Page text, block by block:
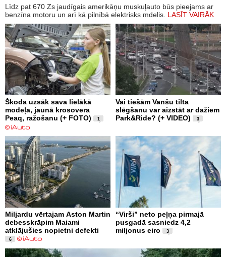
Līdz pat 670 Zs jaudīgais amerikāņu muskuļauto būs pieejams ar
benzīna motoru un arī kā pilnībā elektrisks mdelis. LASĪT VAIRĀK
Škoda uzsāk sava lielākā
modeļa, jaunā krosovera
Peaq, ražošanu (+ FOTO)
1
Vai tiešām Vanšu tilta
slēgšanu var aizstāt ar dažiem
Park&Ride? (+ VIDEO)
3
Miljardu vērtajam Aston Martin
debesskrāpim Maiami
atklājušies nopietni defekti
6
“Virši” neto peļņa pirmajā
pusgadā sasniedz 4,2
miljonus eiro
3